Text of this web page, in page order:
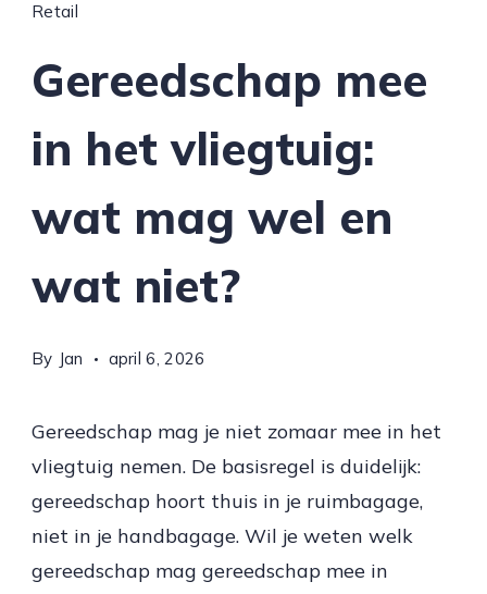
Retail
Gereedschap mee
in het vliegtuig:
wat mag wel en
wat niet?
By Jan april 6, 2026
Gereedschap mag je niet zomaar mee in het
vliegtuig nemen. De basisregel is duidelijk:
gereedschap hoort thuis in je ruimbagage,
niet in je handbagage. Wil je weten welk
gereedschap mag gereedschap mee in